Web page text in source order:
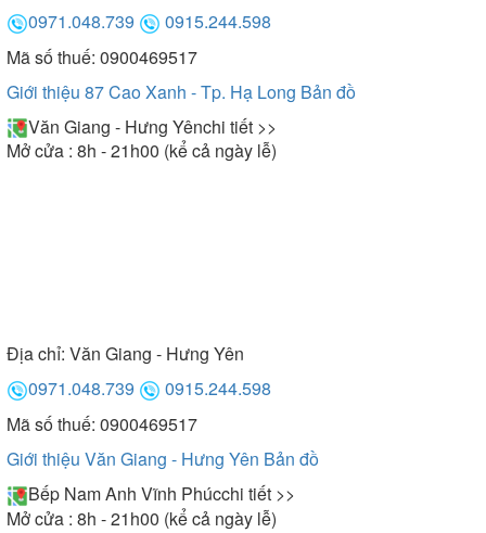
0971.048.739
0915.244.598
Mã số thuế: 0900469517
Giới thiệu 87 Cao Xanh - Tp. Hạ Long Bản đồ
Văn Giang - Hưng Yênchi tiết >>
Mở cửa : 8h - 21h00 (kể cả ngày lễ)
Địa chỉ: Văn Giang - Hưng Yên
0971.048.739
0915.244.598
Mã số thuế: 0900469517
Giới thiệu Văn Giang - Hưng Yên Bản đồ
Bếp Nam Anh Vĩnh Phúcchi tiết >>
Mở cửa : 8h - 21h00 (kể cả ngày lễ)